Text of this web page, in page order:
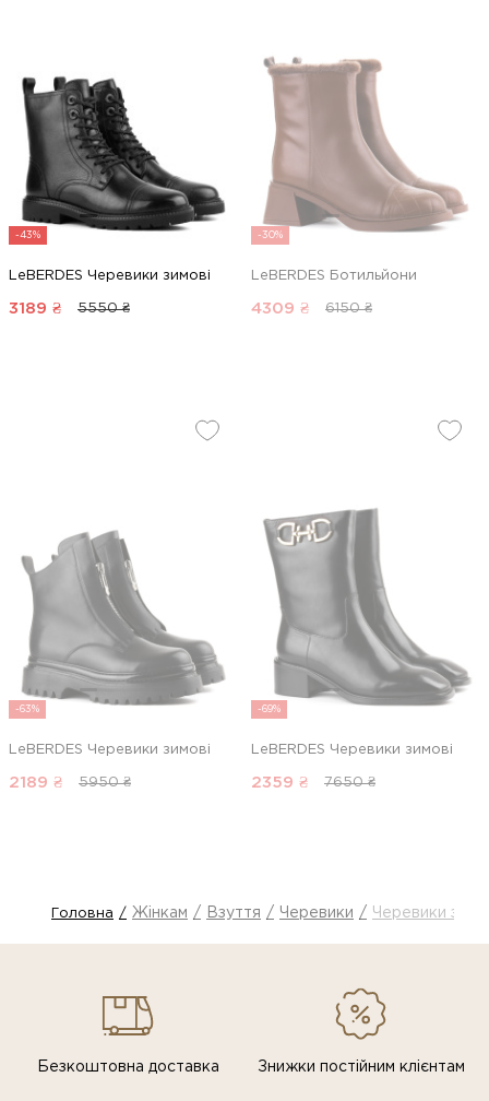
-43%
LeBERDES Черевики зимові
3189 ₴ 5550 ₴
-30%
LeBERDES Ботильйони
4309 ₴ 6150 ₴
-63%
LeBERDES Черевики зимові
2189 ₴ 5950 ₴
-69%
LeBERDES Черевики зимові
2359 ₴ 7650 ₴
Головна Жінкам Взуття Черевики Черевики
Безкоштовна доставка Знижки постiйним клiєнтам